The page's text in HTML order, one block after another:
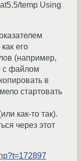
temp Using
его
(например,
с файлом
в
стартовать
как-то так).
через этот